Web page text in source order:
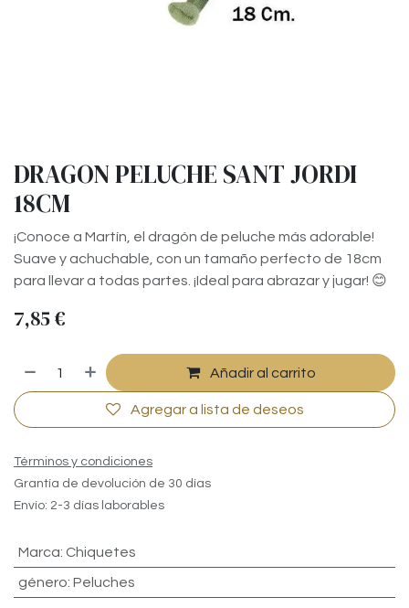
DRAGON PELUCHE SANT JORDI
18CM
¡Conoce a Martín, el dragón de peluche más adorable!
Suave y achuchable, con un tamaño perfecto de 18cm
para llevar a todas partes. ¡Ideal para abrazar y jugar! 😊
7,85€
Añadir al carrito
Agregar a lista de deseos
Términos y condiciones
Grantía de devolución de 30 días
Envío: 2-3 días laborables
Marca: Chiquetes
género: Peluches